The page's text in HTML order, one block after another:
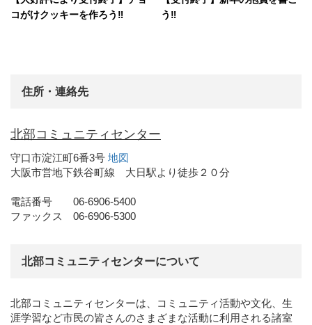
コがけクッキーを作ろう‼
う‼
住所・連絡先
北部コミュニティセンター
守口市淀江町6番3号 地図
大阪市営地下鉄谷町線 大日駅より徒歩２０分
電話番号 06-6906-5400
ファックス 06-6906-5300
北部コミュニティセンターについて
北部コミュニティセンターは、コミュニティ活動や文化、生
涯学習など市民の皆さんのさまざまな活動に利用される諸室